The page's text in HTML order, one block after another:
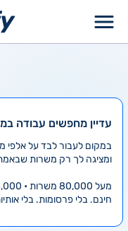
עדיין מחפשים עבודה
ומציגה לך רק משרות
מעל 80,000 משרות • 4,000 חדשות ביום
חינם. בלי פרסומות. בלי